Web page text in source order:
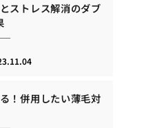
ストレス解消のダブ
！併用したい薄毛対